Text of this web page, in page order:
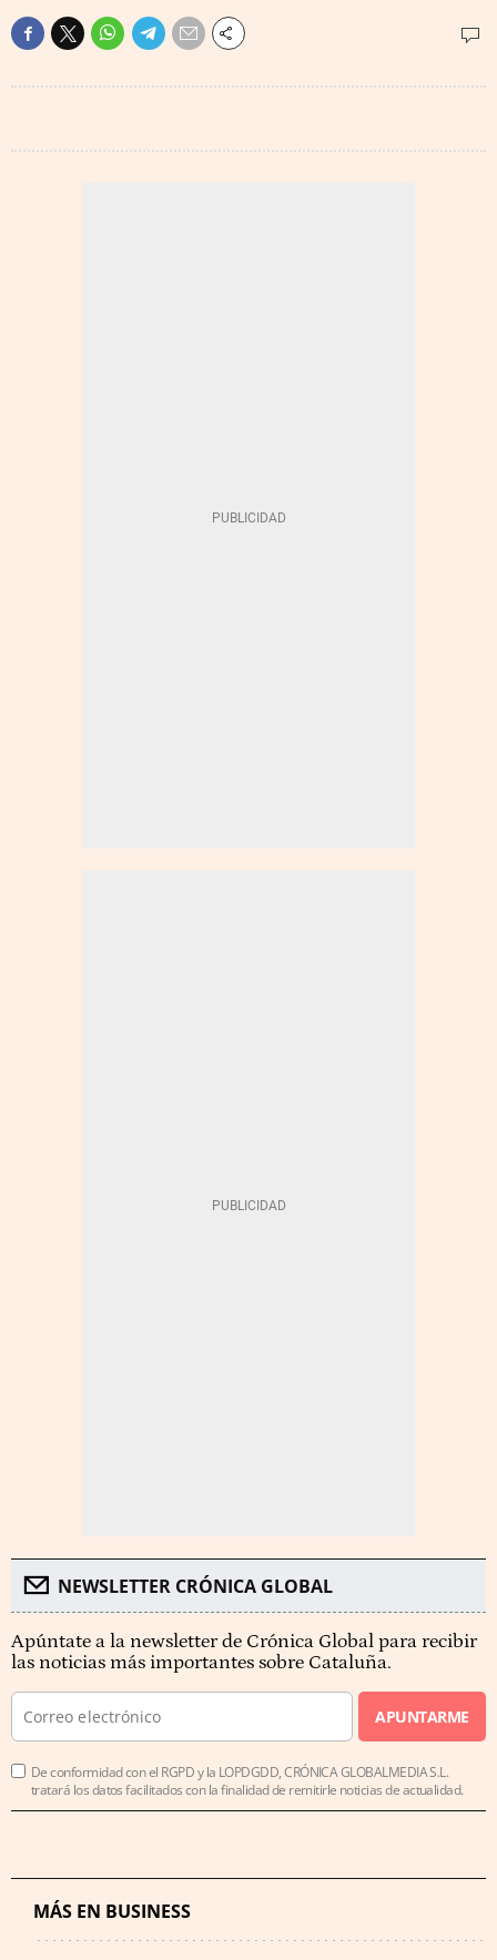
NEWSLETTER CRÓNICA GLOBAL
Apúntate a la newsletter de Crónica Global para recibir
las noticias más importantes sobre Cataluña.
APUNTARME
De conformidad con el RGPD y la LOPDGDD, CRÓNICA GLOBALMEDIA S.L.
tratará los datos facilitados con la finalidad de remitirle noticias de actualidad.
MÁS EN BUSINESS